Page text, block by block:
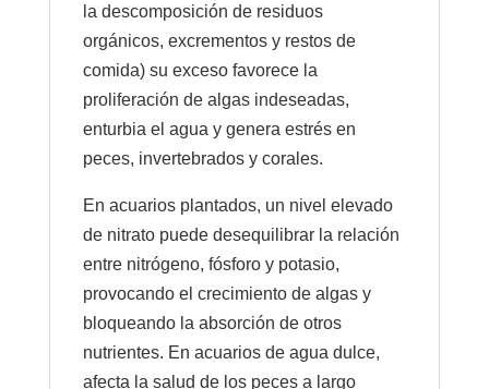
la descomposición de residuos
orgánicos, excrementos y restos de
comida) su exceso favorece la
proliferación de algas indeseadas,
enturbia el agua y genera estrés en
peces, invertebrados y corales.
En acuarios plantados, un nivel elevado
de nitrato puede desequilibrar la relación
entre nitrógeno, fósforo y potasio,
provocando el crecimiento de algas y
bloqueando la absorción de otros
nutrientes. En acuarios de agua dulce,
afecta la salud de los peces a largo